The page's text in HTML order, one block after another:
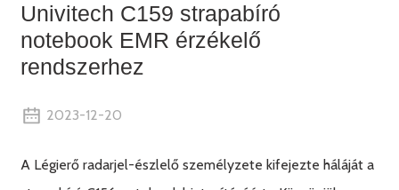
Univitech C159 strapabíró
notebook EMR érzékelő
rendszerhez
2023-12-20
A Légierő radarjel-észlelő személyzete kifejezte háláját a